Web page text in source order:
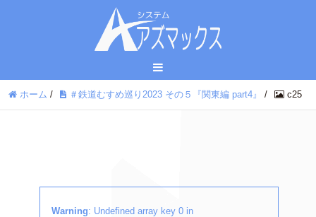
ホーム / ＃鉄道むすめ巡り2023 その５『関東編 part4』 / c25
Warning: Undefined array key 0 in